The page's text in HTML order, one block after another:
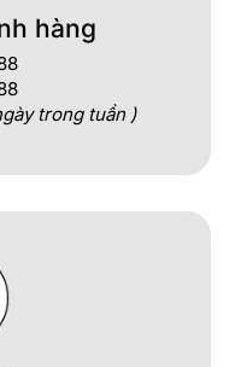
hàng
trong tuần )